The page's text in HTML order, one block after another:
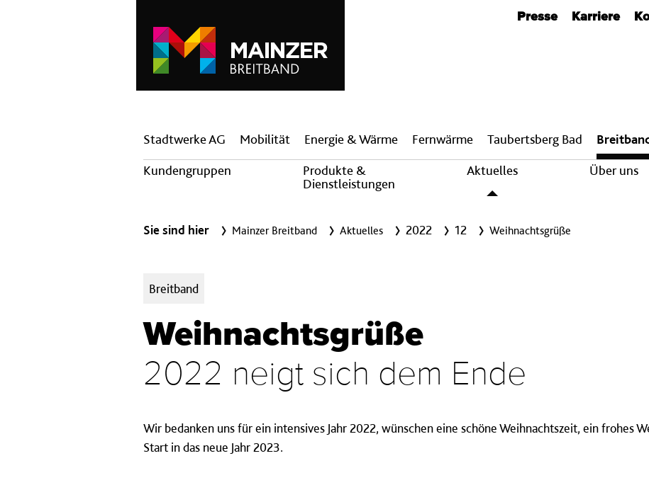
Presse Karriere
Hauptnavigation
Stadtwerke AG Mobilität Energie & Wärme Fern­wärme Taubertsberg Bad
Kundengruppen
Produkte &
Dienstleistungen
Aktuelles Über uns
Sie sind hier Mainzer Breitband Aktuelles 2022 12 Weihnachtsgrüße
Kategorien:
Breitband
Weihnachtsgrüße
2022 neigt sich dem Ende
Wir bedanken uns für ein intensives Jahr 2022, wünschen eine schöne Weihnachtszeit, ein frohes
Start in das neue Jahr 2023.